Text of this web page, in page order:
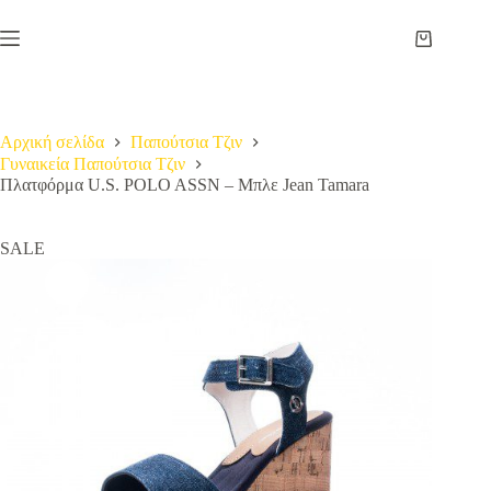
στο
περιεχόμενο
Καλάθι
Αρχική σελίδα
Παπούτσια Τζιν
Γυναικεία Παπούτσια Τζιν
Πλατφόρμα U.S. POLO ASSN – Μπλε Jean Tamara
SALE